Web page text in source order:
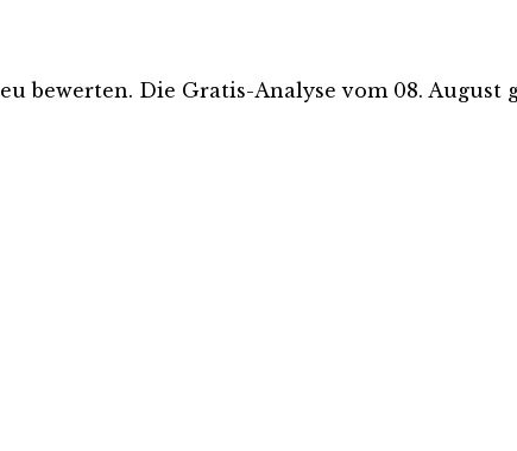
bewerten. Die Gratis-Analyse vom 08. August